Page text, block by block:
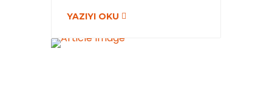
YAZIYI OKU